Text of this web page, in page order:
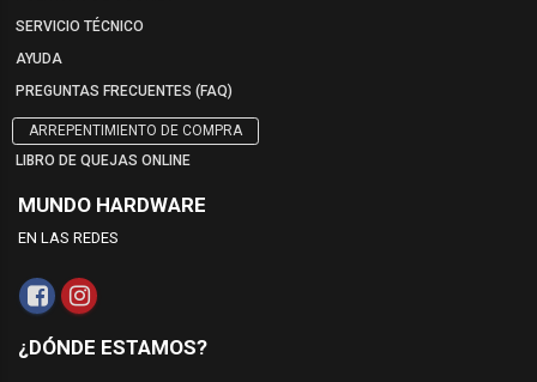
SERVICIO TÉCNICO
AYUDA
PREGUNTAS FRECUENTES (FAQ)
ARREPENTIMIENTO DE COMPRA
LIBRO DE QUEJAS ONLINE
MUNDO HARDWARE
EN LAS REDES
¿DÓNDE ESTAMOS?